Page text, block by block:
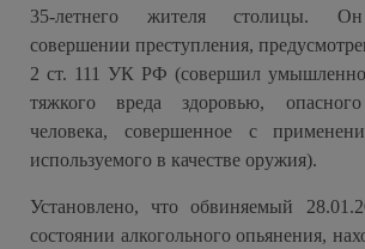
35-летнего жителя столицы. Он
совершении преступления,
2 ст. 111 УК РФ (совершил
тяжкого вреда здоровью,
человека, совершенное с
используемого в качестве оружия).
Установлено, что обвиняемый
состоянии алкогольного опьянения,